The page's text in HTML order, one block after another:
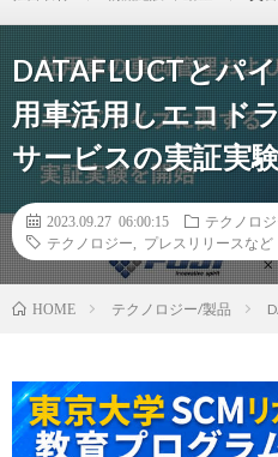
DATAFLUCTとパ
用車活用しエコド
サービスの実証実
2023.09.27 06:00:15
テクノロ
テクノロジー
プレスリリースなど
HOME テクノロジー/製品